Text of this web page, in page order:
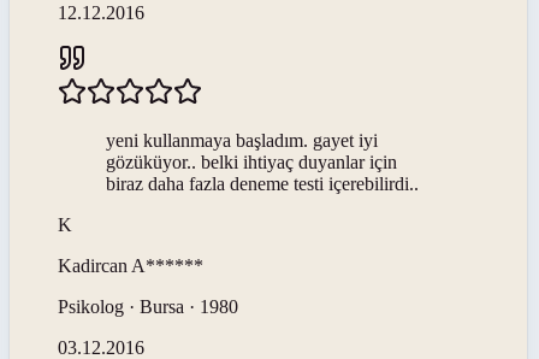
12.12.2016
yeni kullanmaya başladım. gayet iyi
gözüküyor.. belki ihtiyaç duyanlar için
biraz daha fazla deneme testi içerebilirdi..
K
Kadircan A******
Psikolog · Bursa · 1980
03.12.2016